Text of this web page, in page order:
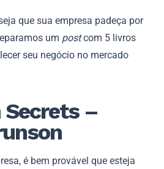
que sua empresa padeça por
um postcom 5 livros
seu negócio no mercado
Secrets –
é bem provável que esteja